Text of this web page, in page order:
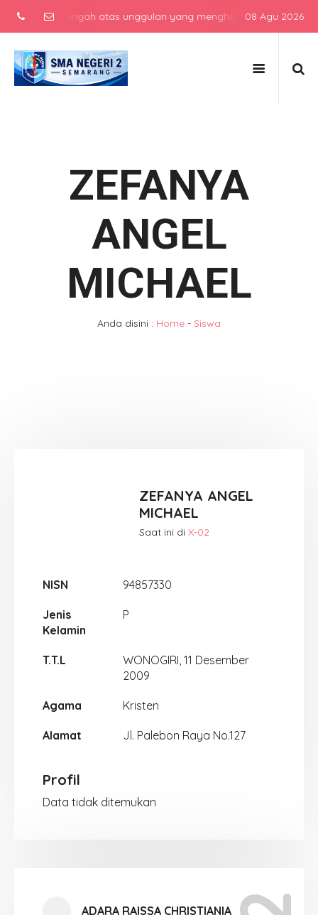
menengah atas unggulan yang menghasilkan lulusan
08 Agu 2026
ZEFANYA
ANGEL
MICHAEL
Anda disini : Home - Siswa
ZEFANYA ANGEL
MICHAEL
Saat ini diX-02
NISN 94857330
Jenis
Kelamin
P
T.T.L
WONOGIRI, 11 Desember
2009
Agama Kristen
Alamat Jl. Palebon Raya No.127
Profil
Data tidak ditemukan
ADARA RAISSA CHRISTIANIA